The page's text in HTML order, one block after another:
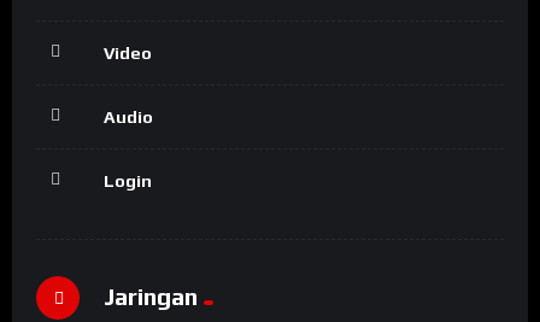
Video
Audio
Login
Jaringan